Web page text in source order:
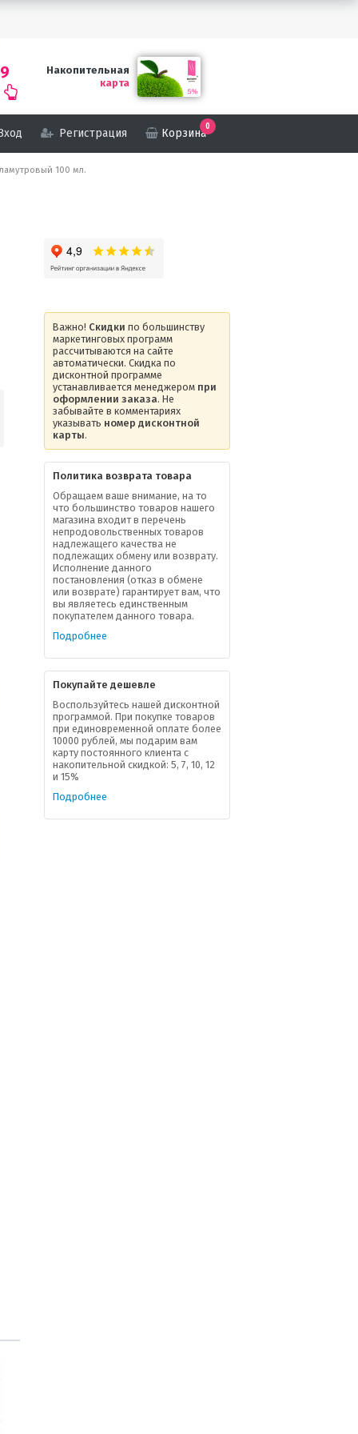
Накопительная
карта
Регистрация Корзина
0
100 мл.
Важно! Скидки по большинству
маркетинговых программ
рассчитываются на сайте
автоматически. Скидка по
дисконтной программе
устанавливается менеджером при
оформлении заказа. Не
забывайте в комментариях
указывать номер дисконтной
карты.
Политика возврата товара
Обращаем ваше внимание, на то
что большинство товаров нашего
магазина входит в перечень
непродовольственных товаров
надлежащего качества не
подлежащих обмену или возврату.
Исполнение данного
постановления (отказ в обмене
или возврате) гарантирует вам, что
вы являетесь единственным
покупателем данного товара.
Подробнее
Покупайте дешевле
Воспользуйтесь нашей дисконтной
программой. При покупке товаров
при единовременной оплате более
10000 рублей, мы подарим вам
карту постоянного клиента с
накопительной скидкой: 5, 7, 10, 12
и 15%
Подробнее